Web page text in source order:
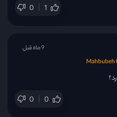
0 1
Mahbubeh
0 0
9 ماه قبل